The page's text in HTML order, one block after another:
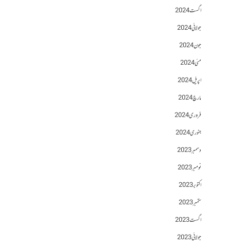
اگست 2024
جولائی 2024
جون 2024
مئی 2024
اپریل 2024
مارچ 2024
فروری 2024
جنوری 2024
دسمبر 2023
نومبر 2023
اکتوبر 2023
ستمبر 2023
اگست 2023
جولائی 2023